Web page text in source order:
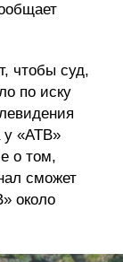
чтобы суд,
по иску
у «АТВ»
о том,
сможет
около